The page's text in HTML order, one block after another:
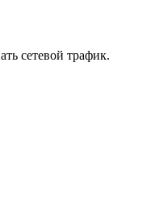
сетевой трафик.